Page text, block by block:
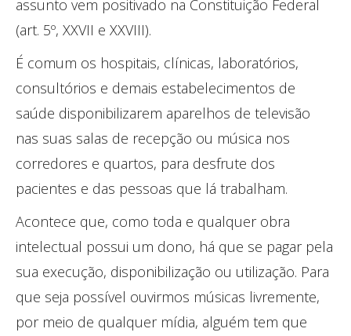
assunto vem positivado na Constituição Federal
(art. 5º, XXVII e XXVIII).
É comum os hospitais, clínicas, laboratórios,
consultórios e demais estabelecimentos de
saúde disponibilizarem aparelhos de televisão
nas suas salas de recepção ou música nos
corredores e quartos, para desfrute dos
pacientes e das pessoas que lá trabalham.
Acontece que, como toda e qualquer obra
intelectual possui um dono, há que se pagar pela
sua execução, disponibilização ou utilização. Para
que seja possível ouvirmos músicas livremente,
por meio de qualquer mídia, alguém tem que